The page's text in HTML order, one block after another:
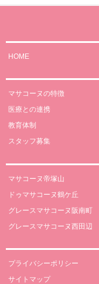
HOME
マサコーヌの特徴
医療との連携
教育体制
スタッフ募集
マサコーヌ帝塚山
ドゥマサコーヌ鶴ケ丘
グレースマサコーヌ阪南町
グレースマサコーヌ西田辺
プライバシーポリシー
サイトマップ